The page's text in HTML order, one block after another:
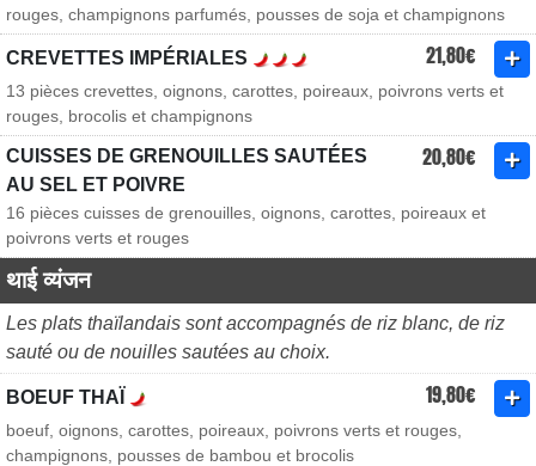
rouges, champignons parfumés, pousses de soja et champignons
CREVETTES IMPÉRIALES 21,80€
13 pièces crevettes, oignons, carottes, poireaux, poivrons verts et
rouges, brocolis et champignons
CUISSES DE GRENOUILLES SAUTÉES
AU SEL ET POIVRE
20,80€
16 pièces cuisses de grenouilles, oignons, carottes, poireaux et
poivrons verts et rouges
थाई व्यंजन
Les plats thaïlandais sont accompagnés de riz blanc, de riz
sauté ou de nouilles sautées au choix.
BOEUF THAÏ 19,80€
boeuf, oignons, carottes, poireaux, poivrons verts et rouges,
champignons, pousses de bambou et brocolis